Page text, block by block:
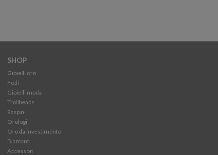
SHOP
Gioielli oro
Fedi
Gioielli moda
Trollbeads
Raspini
Orologi
Oro da investimento
Diamanti
Accessori